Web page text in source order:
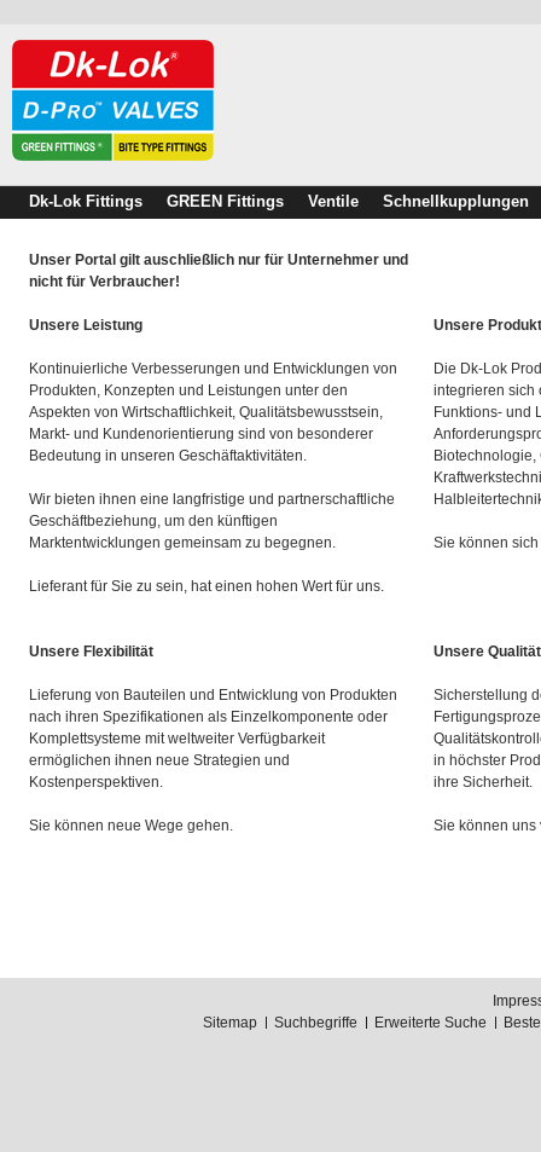
Dk-Lok Fittings GREEN Fittings Ventile Schnellkupplungen
Unser Portal gilt auschließlich nur für Unternehmer und
nicht für Verbraucher!
Unsere Leistung
Kontinuierliche Verbesserungen und Entwicklungen von
Produkten, Konzepten und Leistungen unter den
Aspekten von Wirtschaftlichkeit, Qualitätsbewusstsein,
Markt- und Kundenorientierung sind von besonderer
Bedeutung in unseren Geschäftaktivitäten.
Wir bieten ihnen eine langfristige und partnerschaftliche
Geschäftbeziehung, um den künftigen
Marktentwicklungen gemeinsam zu begegnen.
Lieferant für Sie zu sein, hat einen hohen Wert für uns.
Unsere
Die Dk-Lok
integrieren sich
Funktions- und
Sie können
Unsere Flexibilität
Lieferung von Bauteilen und Entwicklung von Produkten
nach ihren Spezifikationen als Einzelkomponente oder
Komplettsysteme mit weltweiter Verfügbarkeit
ermöglichen ihnen neue Strategien und
Kostenperspektiven.
Sie können neue Wege gehen.
Unsere Qualität
Sicherstellung
in höchster
ihre Sicherheit.
Sie können uns
Sitemap
Suchbegriffe Erweiterte Suche